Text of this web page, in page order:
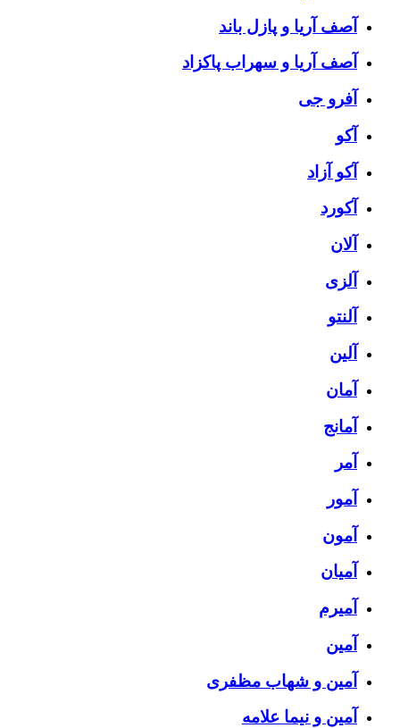
آصف آریا و پازل باند
آصف آریا و سهراب پاکزاد
آفرو جی
آکو
آکو آزاد
آکورد
آلان
آلزی
آلنتو
آلین
آمان
آمانج
آمر
آمور
آمون
آمیان
آمیرم
آمین
آمین و شهاب مظفری
آمین و نیما علامه